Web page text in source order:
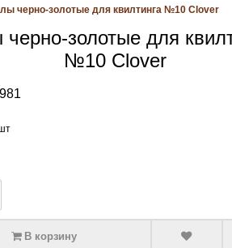
черно-золотые для квилтинга №10 Clover
черно-золотые для
№10 Clover
В корзину